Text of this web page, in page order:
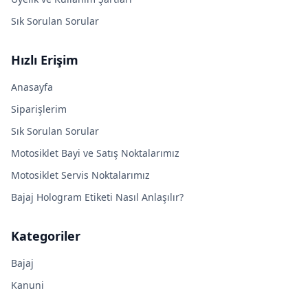
Sık Sorulan Sorular
Hızlı Erişim
Anasayfa
Siparişlerim
Sık Sorulan Sorular
Motosiklet Bayi ve Satış Noktalarımız
Motosiklet Servis Noktalarımız
Bajaj Hologram Etiketi Nasıl Anlaşılır?
Kategoriler
Bajaj
Kanuni